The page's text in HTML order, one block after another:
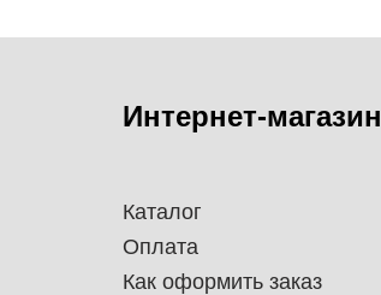
Интернет-магазин
Каталог
Оплата
Как оформить заказ